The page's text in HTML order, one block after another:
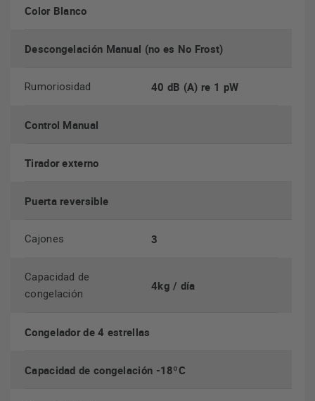
Color Blanco
Descongelación Manual (no es No Frost)
Rumoriosidad 40 dB (A) re 1 pW
Control Manual
Tirador externo
Puerta reversible
Cajones 3
Capacidad de
congelación
4kg / día
Congelador de 4 estrellas
Capacidad de congelación -18ºC